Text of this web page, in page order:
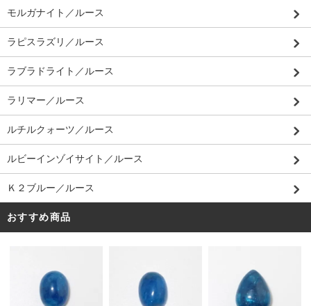
モルガナイト／ルース
ラピスラズリ／ルース
ラブラドライト／ルース
ラリマー／ルース
ルチルクォーツ／ルース
ルビーインゾイサイト／ルース
Ｋ２ブルー／ルース
おすすめ商品